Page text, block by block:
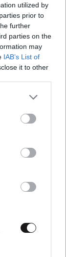
utilized by
prior to
further
parties on the
may
IAB’s List of
it to other
more Google
may click to
tags to
Google
πολιτείας
ίδια
φονιά της
συνεχώς το
που δεν
η Εκκλησία
της
Μπιλ
νέα και
εγκλημάτων
για τέτοιου
τα
του.